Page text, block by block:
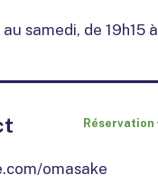
samedi, de 19h15 à
Réservation
omasake